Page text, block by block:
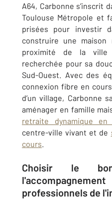
A64, Carbonne s’inscrit
Toulouse Métropole et
prisées pour investir
construire une maison
proximité de la
recherchée pour sa
Sud-Ouest. Avec des
connexion fibre en
d’un village, Carbonne
aménager en famille
retraite dynamique en
centre-ville vivant et de
cours.
Choisir le
professionnels de